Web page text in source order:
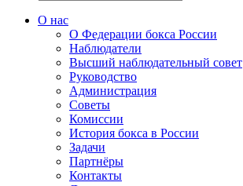
О нас
О Федерации бокса России
Наблюдатели
Высший наблюдательный совет
Руководство
Администрация
Советы
Комиссии
История бокса в России
Задачи
Партнёры
Контакты